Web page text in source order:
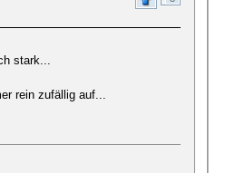
stark...
rein zufällig auf...